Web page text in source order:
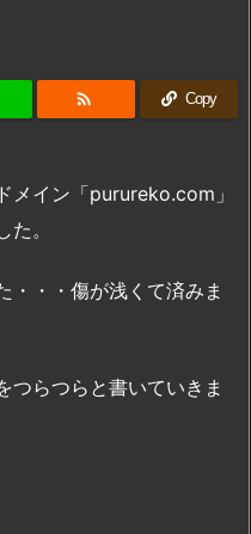
 Copy
メイン「purureko.com」
。
・・・傷が浅くて済みま
つらつらと書いていきま